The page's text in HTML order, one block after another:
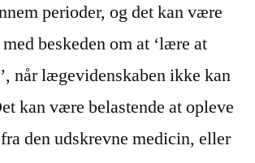
perioder, og det kan være
beskeden om at ‘lære at
når lægevidenskaben ikke kan
kan være belastende at opleve
den udskrevne medicin, eller